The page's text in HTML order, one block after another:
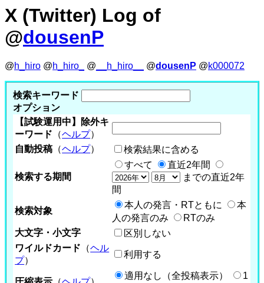
X (Twitter) Log of
@dousenP
@h_hiro @h_hiro_ @ __h_hiro__ @dousenP @k000072
検索キーワード
オプション
【試験運用中】除外キ
ーワード （ヘルプ）
自動投稿 （ヘルプ） 検索結果に含める
検索する期間
すべて
直近2年間
までの直近2年
間
検索対象
本人の発言・RTともに
本
人の発言のみ
RTのみ
大文字・小文字
区別しない
ワイルドカード （ヘル
プ）
利用する
適用なし（全投稿表示）
1